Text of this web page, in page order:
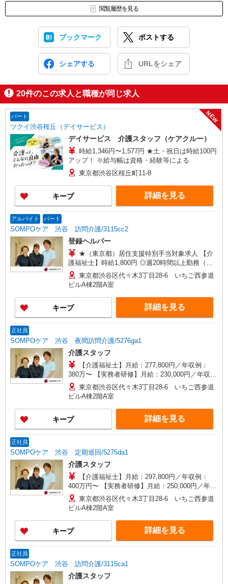
閲覧履歴を見る
ブックマーク ポストする
シェアする URLをシェア
20件のこの求人と職種が同じ求人
パート
ツクイ渋谷桜丘（デイサービス）
NEW
デイサービス 介護スタッフ（ケアクルー）
時給1,346円〜1,577円 ★土・祝日は時給100円
アップ！ ※給与幅は資格・経験等による
東京都渋谷区桜丘町11-8
キープ 詳細を見る
アルバイト パート
SOMPOケア 渋谷 訪問介護/3115cc2
登録ヘルパー
★（東京都）居住支援特別手当対象求人 【介
護福祉士】時給1,800円 ◎週20時間以上勤務（社
保加入者）の場合は時給1,850円 ＊夜間
（18:00〜）：時給2,250円〜 ＊日曜祝日：時給
2,100円〜 【実務者研修・初任者研修（ヘルパー1
級・2級）】時給1,720円 ◎週20時間以上勤務（社
保加入者）の場合は時給1,770円 ＊夜間
（18:00〜）：時給2,150円〜 ＊日曜祝日：時給
ンセル手当：職務時給の60％支給 ※居住支援特別
手当は勤続5年目までの方はさらに時給＋50円（再
入社者は除く）
東京都渋谷区代々木3丁目28-6 いちご西参道
ビルA棟2階A室
キープ 詳細を見る
正社員
SOMPOケア 渋谷 夜間訪問介護/5276ga1
介護スタッフ
【介護福祉士】月給：277,800円／年収例：
380万〜 【実務者研修】月給：230,000円／年収
例：316万〜 【初任者研修】月給：220,300円／年
収例：305万〜 ※職務手当、（東京都）居住支援
特別手当、働きがい向上手当、働きがい向上手
当、日祝手当（月平均2回分）等、毎月平均的に支
払われる手当含む ※介護福祉士のみ、特別職務手
当、特別地域手当含む ■深夜勤手当別途支給：
支援特別手当は勤続5年目迄の方は更に1万円支給
（再入社除く） ◎賞与：基本給2.08ヶ月分/年 ◎
残業：別途時間外手当支給（超過1分〜）
東京都渋谷区代々木3丁目28-6 いちご西参道
ビルA棟2階A室
キープ 詳細を見る
正社員
SOMPOケア 渋谷 定期巡回/5275da1
介護スタッフ
【介護福祉士】月給：297,800円／年収例：
400万円〜 【実務者研修】月給：250,000円／年収
例：340万円〜 【初任者研修】月給：240,300円／
年収例：330万円〜 ※職務手当、（東京都）居住
支援特別手当、働きがい向上手当、働きがい向上
手当、日祝手当（月平均2回分）、在宅手当（月平
均20回分）等、毎月平均的に支払われる手当含む
※介護福祉士のみ、特別職務手当、特別地域手当
援特別手当は勤続5年目迄の方は更に1万円支給
（再入社除く） ◎賞与：基本給2.08ヶ月分/年支給
◎残業：別途時間外手当支給（超過1分〜）
東京都渋谷区代々木3丁目28-6 いちご西参道
ビルA棟2階A室
キープ 詳細を見る
正社員
SOMPOケア 渋谷 訪問介護/3115ca1
介護スタッフ